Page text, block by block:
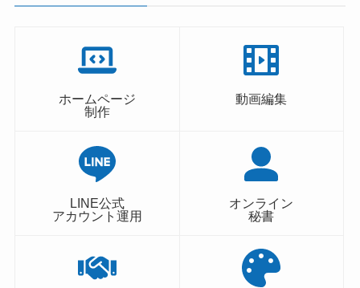
ホームページ
制作
動画編集
LINE公式
アカウント運用
オンライン
秘書